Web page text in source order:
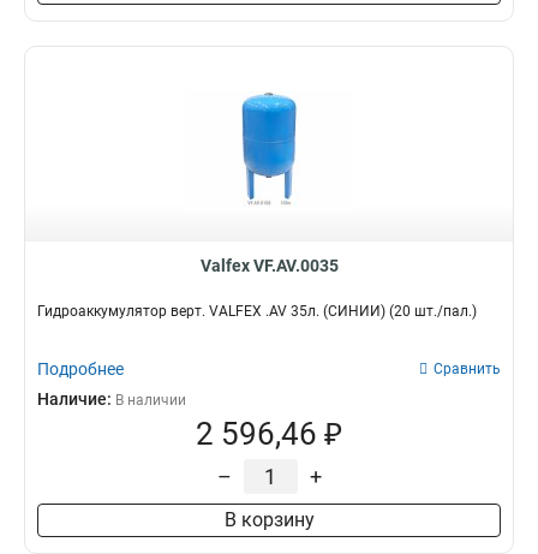
Valfex VF.AV.0035
Гидроаккумулятор верт. VALFEX .AV 35л. (СИНИЙ) (20 шт./пал.)
Подробнее Сравнить
Наличие: В наличии
2 596,46 ₽
– +
В корзину